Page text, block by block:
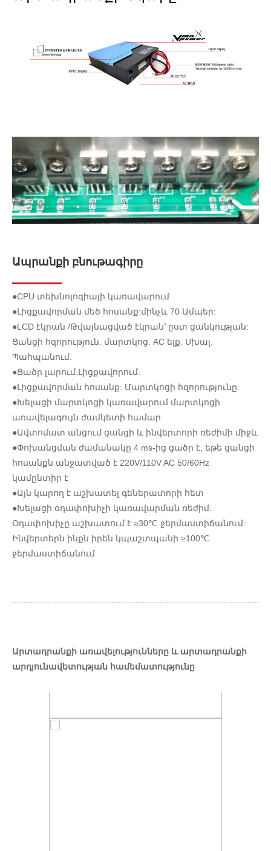
Ապրանքի բնութագիրը
●CPU տեխնոլոգիայի կառավարում
●Լիցքավորման մեծ հոսանք:մինչև 70 Ամպեր:
●LCD էկրան /Թվայնացված էկրան՝ ըստ ցանկության:
Ցանցի հզորություն. մարտկոց. AC ելք. Սխալ.
Պահպանում:
●Ցածր լարում.Լիցքավորում:
●Լիցքավորման հոսանք: Մարտկոցի հզորությունը:
●Խելացի մարտկոցի կառավարում մարտկոցի
առավելագույն ժամկետի համար
●Ավտոմատ անցում ցանցի և ինվերտորի ռեժիմի միջև
●Փոխանցման ժամանակը 4 ms-ից ցածր է, եթե ցանցի
հոսանքն անջատված է 220V/110V AC 50/60Hz
կամընտիր է
●Այն կարող է աշխատել գեներատորի հետ
●Խելացի օդափոխիչի կառավարման ռեժիմ:
Օդափոխիչը աշխատում է ≥30℃ ջերմաստիճանում:
Ինվերտերն ինքն իրեն կպաշտպանի ≥100℃
ջերմաստիճանում
Արտադրանքի առավելությունները և արտադրանքի
արդյունավետության համեմատությունը